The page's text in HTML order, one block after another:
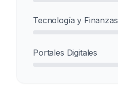
Tecnología y Finanzas
Portales Digitales